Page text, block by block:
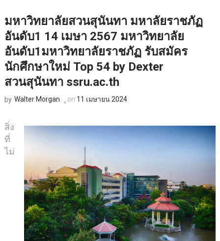
มหาวิทยาลัยสวนสุนันทา มหาลัยราชภัฏ
อันดับ1 14 เมษา 2567 มหาวิทยาลัย
อันดับ1มหาวิทยาลัยราชภัฏ รับสมัคร
นักศึกษาใหม่ Top 54 by Dexter
สวนสุนันทา ssru.ac.th
by Walter Morgan on 11 เมษายน 2024
สิ่ง
ที่
ไม่